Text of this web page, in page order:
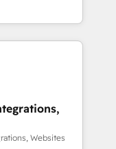
scalable
challenges.
data loss or
efficiency. 🔹
Websites